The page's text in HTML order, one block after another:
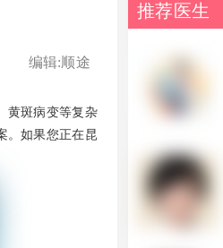
编辑:顺途
黄斑病变等复杂
。如果您正在昆
推荐医生